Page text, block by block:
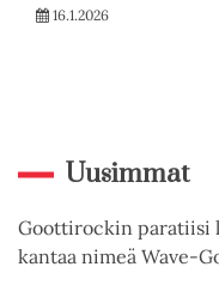
16.1.2026
Uusimmat
Goottirockin paratiisi
kantaa nimeä Wave-